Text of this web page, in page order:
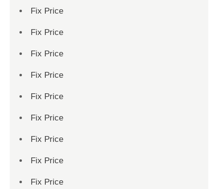
Fix Price
Fix Price
Fix Price
Fix Price
Fix Price
Fix Price
Fix Price
Fix Price
Fix Price